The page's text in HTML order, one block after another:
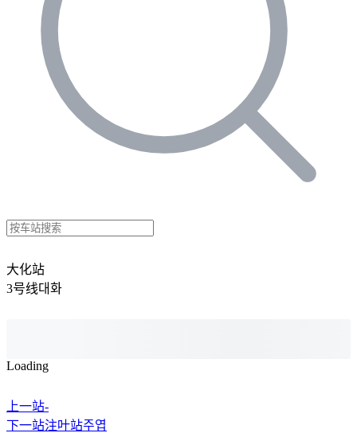
大化站
3号线대화
Loading
上一站-
下一站注叶站주엽